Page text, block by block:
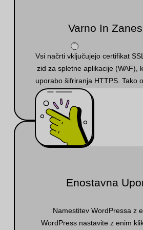
Varno In
Vsi načrti vključujejo certifikat
zid za spletne aplikacije (WAF),
uporabo šifriranja HTTPS. Tako
da je vaše spletno mesto
Enostavna
Namestitev WordPressa z
WordPress nastavite z enim